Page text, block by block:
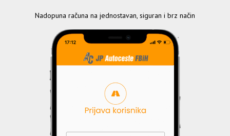
Nadopuna računa na jednostavan, siguran i brz način